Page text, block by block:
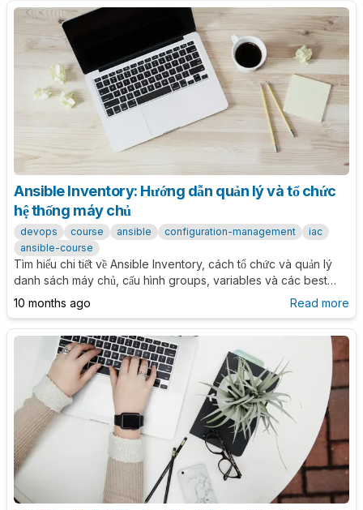
Ansible Inventory: Hướng dẫn quản lý và tổ chức
hệ thống máy chủ
devops course ansible configuration-management
iac
ansible-course
Tìm hiểu chi tiết về Ansible Inventory, cách tổ chức và quản lý
danh sách máy chủ, cấu hình groups, variables và các best
practices để tối ưu hóa automation workflow.
10 months ago Read more